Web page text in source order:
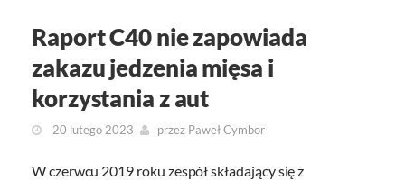
Raport C40 nie zapowiada
zakazu jedzenia mięsa i
korzystania z aut
20 lutego 2023 przez Paweł Cymbor
W czerwcu 2019 roku zespół składający się z